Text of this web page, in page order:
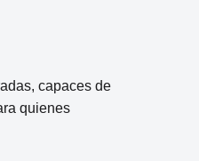
capaces de
quienes